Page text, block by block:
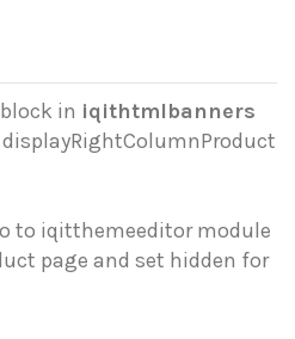
in iqithtmlbanners
to iqitthemeeditor module
page and set hidden for